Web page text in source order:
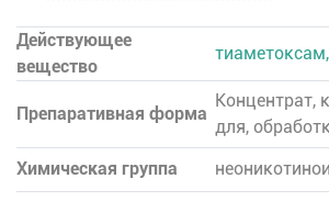
Действующее
вещество
Препаративная форма
Концентрат,
для,
Химическая группа